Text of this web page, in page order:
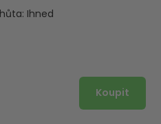
Ihned